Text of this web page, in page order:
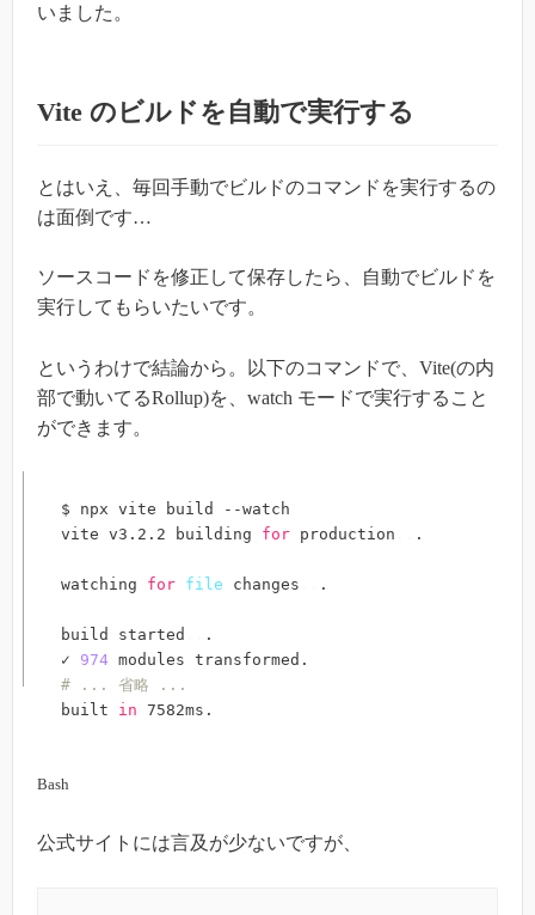
いました。
Vite のビルドを自動で実行する
とはいえ、毎回手動でビルドのコマンドを実行するの
は面倒です…
ソースコードを修正して保存したら、自動でビルドを
実行してもらいたいです。
というわけで結論から。以下のコマンドで、Vite(の内
部で動いてるRollup)を、watch モードで実行すること
ができます。
$ npx vite build --watch
vite v3.2.2 building for production .
watching for file changes .
build started
.
✓ 974
# ... 省略 ...
built in
Bash
公式サイトには言及が少ないですが、